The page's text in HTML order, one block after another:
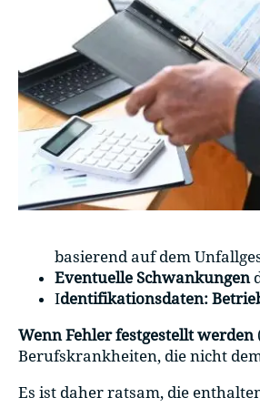
basierend auf dem
Eventuelle Schwankungen
Identifikationsdaten:
Wenn Fehler festgestellt werden
Berufskrankheiten, die nicht
Es ist daher ratsam, die